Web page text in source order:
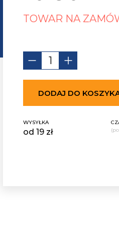
TOWAR NA
DODAJ DO
WYSYŁKA
od 19 zł